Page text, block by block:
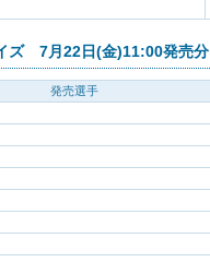
ズ 7月22日(金)11:00発売分
発売選手